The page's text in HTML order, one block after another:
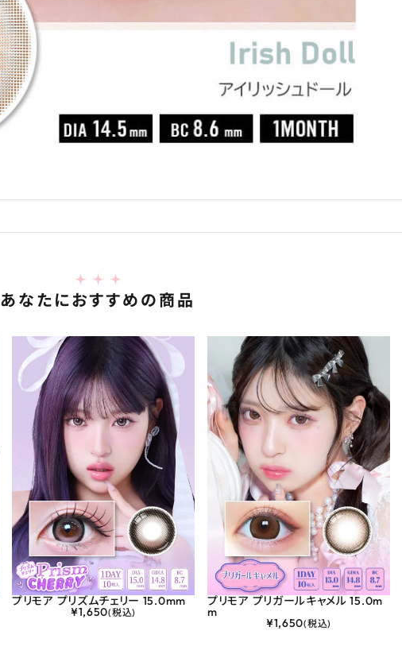
あなたにおすすめの商品
プリモア プリズムチェリー 15.0mm
¥1,650(税込)
プリモア プリガールキャメル 15.0m
m
¥1,650(税込)